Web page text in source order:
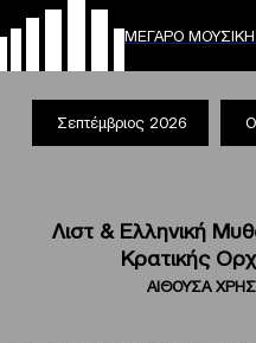
ΜΕΓΑΡΟ
Σεπτέμβριος 2026
Λιστ & Ελληνική
Κρατικής
ΑΙΘΟΥΣΑ